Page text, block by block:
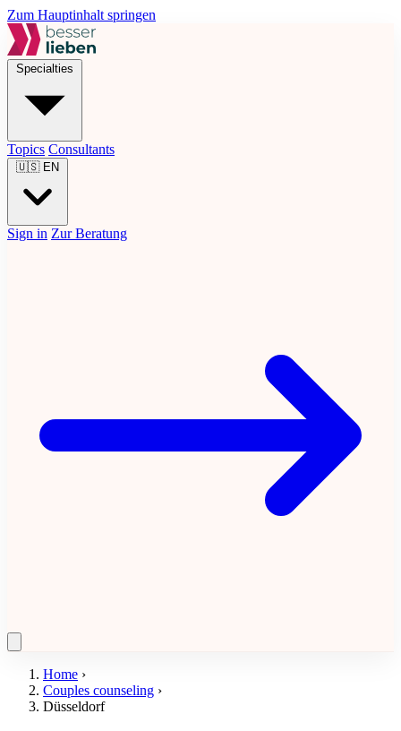
Zum Hauptinhalt springen
Specialties
Topics Consultants
🇺🇸 EN
Sign in Zur Beratung
Home ›
Couples counseling ›
Düsseldorf